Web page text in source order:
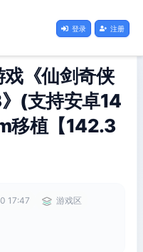
登录 注册
戏《仙剑奇侠
(支持安卓14
移植【142.3
17:47
游戏区